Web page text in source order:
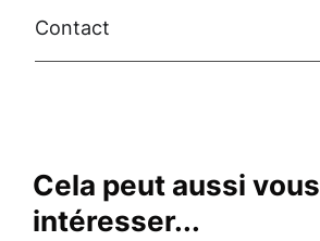
Contact
Cela peut aussi vous
intéresser...